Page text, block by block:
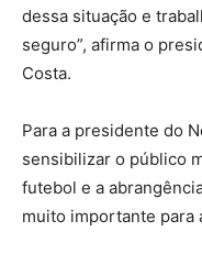
dessa situação e
seguro”, afirma o
Costa.
Para a presidente do
sensibilizar o público
futebol e a
muito importante para